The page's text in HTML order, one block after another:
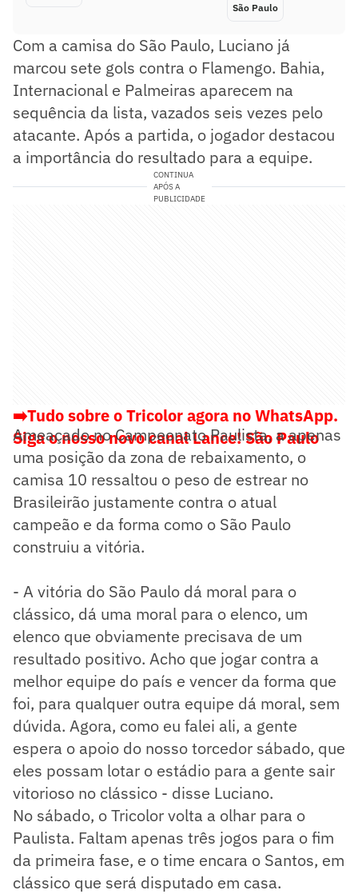
São Paulo
Com a camisa do São Paulo, Luciano já
marcou sete gols contra o Flamengo. Bahia,
Internacional e Palmeiras aparecem na
sequência da lista, vazados seis vezes pelo
atacante. Após a partida, o jogador destacou
a importância do resultado para a equipe.
CONTINUA
APÓS A
PUBLICIDADE
➡️Tudo sobre o Tricolor agora no WhatsApp.
Siga o nosso novo canal Lance! São Paulo
Ameaçado no Campeonato Paulista, a apenas
uma posição da zona de rebaixamento, o
camisa 10 ressaltou o peso de estrear no
Brasileirão justamente contra o atual
campeão e da forma como o São Paulo
construiu a vitória.
- A vitória do São Paulo dá moral para o
clássico, dá uma moral para o elenco, um
elenco que obviamente precisava de um
resultado positivo. Acho que jogar contra a
melhor equipe do país e vencer da forma que
foi, para qualquer outra equipe dá moral, sem
dúvida. Agora, como eu falei ali, a gente
espera o apoio do nosso torcedor sábado, que
eles possam lotar o estádio para a gente sair
vitorioso no clássico - disse Luciano.
No sábado, o Tricolor volta a olhar para o
Paulista. Faltam apenas três jogos para o fim
da primeira fase, e o time encara o Santos, em
clássico que será disputado em casa.